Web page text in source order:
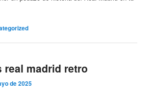
real madrid retro
de 2025